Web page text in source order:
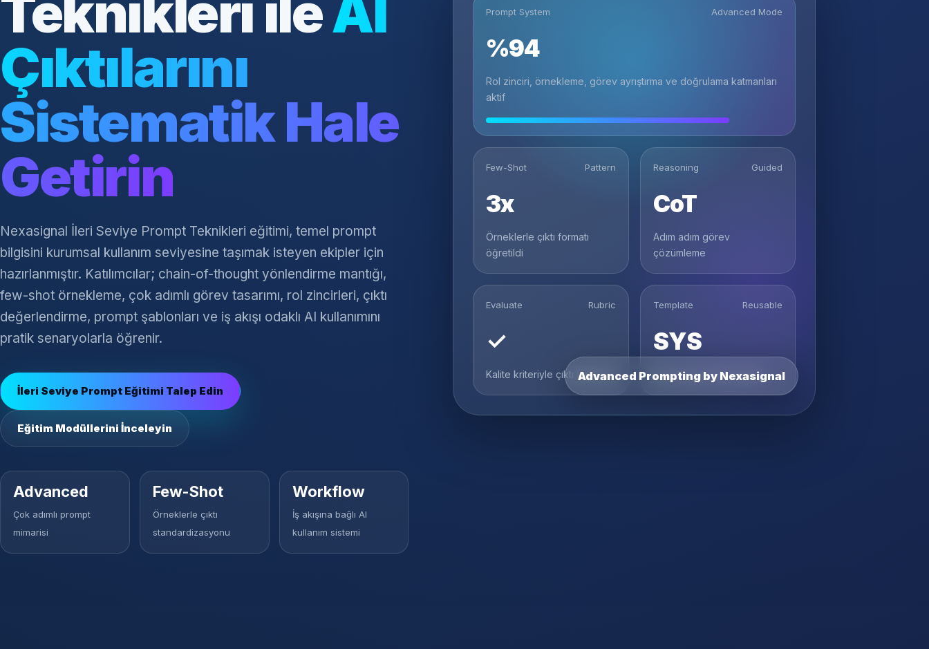
Çıktılarını
Sistematik Hale
Getirin
Nexasignal İleri Seviye Prompt Teknikleri eğitimi, temel prompt
bilgisini kurumsal kullanım seviyesine taşımak isteyen ekipler için
hazırlanmıştır. Katılımcılar; chain-of-thought yönlendirme mantığı,
few-shot örnekleme, çok adımlı görev tasarımı, rol zincirleri, çıktı
değerlendirme, prompt şablonları ve iş akışı odaklı AI kullanımını
pratik senaryolarla öğrenir.
İleri Seviye Prompt Eğitimi Talep Edin
Eğitim Modüllerini İnceleyin
Advanced
Çok adımlı prompt
mimarisi
Few-Shot
Örneklerle çıktı
standardizasyonu
Workflow
İş akışına bağlı AI
kullanım sistemi
Prompt System Advanced Mode
%94
Rol zinciri, örnekleme, görev ayrıştırma ve doğrulama katmanları
aktif
Few-Shot Pattern
3x
Örneklerle çıktı formatı
öğretildi
Reasoning Guided
CoT
Adım adım görev
çözümleme
Evaluate Rubric
✓
Kalite kriteriyle çıktı kontrolü
Template Reusable
SYS
Kurumsal prompt sistemi
Advanced Prompting by Nexasignal